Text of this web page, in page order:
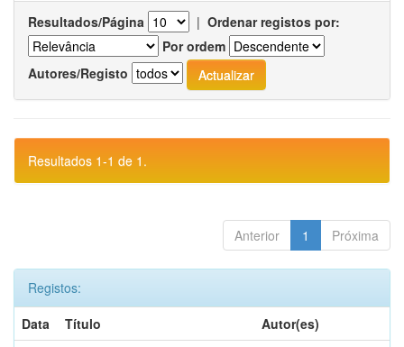
Resultados/Página | Ordenar registos por:
Por ordem
Autores/Registo
Resultados 1-1 de 1.
Anterior 1 Próxima
Registos:
Data
Título
Autor(es)